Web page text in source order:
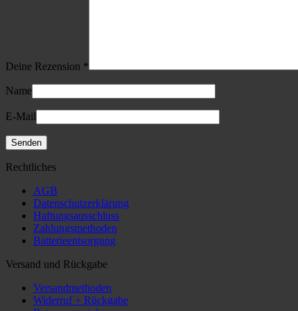
Deine Rezension *
Name
E-Mail
Rechtliches
AGB
Datenschutzerklärung
Haftungsausschluss
Zahlungsmethoden
Batterieentsorgung
Versand und Rückgabe
Versandmethoden
Widerruf + Rückgabe